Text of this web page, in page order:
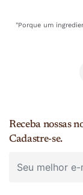
"Porque um
Receba nossas
Cadastre-se.